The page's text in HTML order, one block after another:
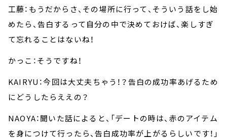
工藤：もうだからさ、その場所に行って、そういう話をし始
めたら、告白するって自分の中で決めておけば、楽しすぎ
て忘れることはないね！
かっこ：そうですね！
KAIRYU：今回は大丈夫ちゃう！？告白の成功率あげるため
にどうしたらええの？
NAOYA：聞いた話によると、「デートの時は、赤のアイテム
を身につけて行ったら、告白成功率が上がるらしいです！」